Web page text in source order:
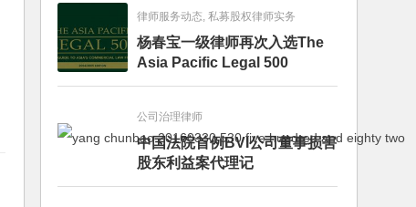
律师服务动态, 私募股权律师实务
杨春宝一级律师再次入选The
Asia Pacific Legal 500
公司治理律师
中国法院首例BVI公司董事损害
股东利益案代理记